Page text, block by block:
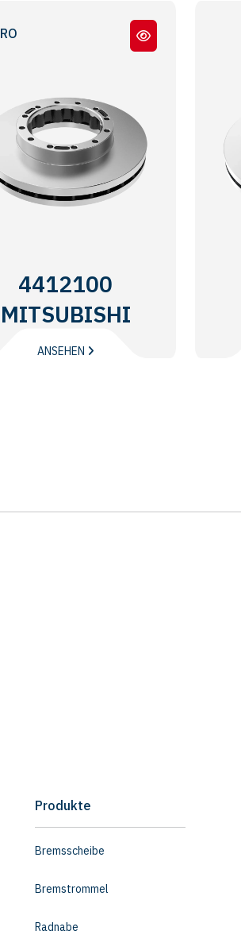
4412100
MITSUBISHI
ANSEHEN
Produkte
Bremsscheibe
Bremstrommel
Radnabe